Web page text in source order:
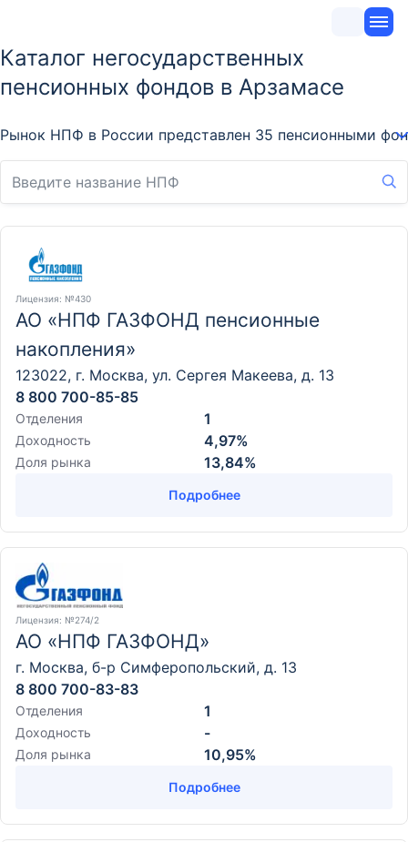
Каталог негосударственных
пенсионных фондов в Арзамасе
Рынок НПФ в России представлен 35 пенсионными
Лицензия: №430
АО «НПФ ГАЗФОНД пенсионные
накопления»
123022, г. Москва, ул. Сергея Макеева, д. 13
8 800 700-85-85
Отделения 1
Доходность 4,97%
Доля рынка 13,84%
Подробнее
Лицензия: №274/2
АО «НПФ ГАЗФОНД»
г. Москва, б-р Симферопольский, д. 13
8 800 700-83-83
Отделения 1
Доходность -
Доля рынка 10,95%
Подробнее